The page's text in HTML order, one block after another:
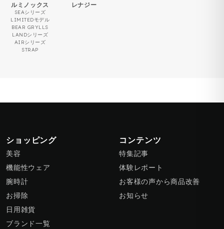
ルミノックス
SEAシリーズ
LIMITEDモデル
BEAR GRYLLS
LANDシリーズ
AIRシリーズ
STRAP
レナジー
ショッピング
美容
機能性ウェア
腕時計
お掃除
日用雑貨
ブランド一覧
コンテンツ
特集記事
体験レポート
お客様の声から商品改善
お知らせ